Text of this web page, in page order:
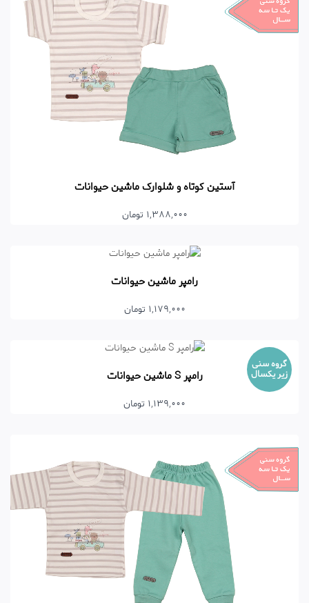
آستین کوتاه و شلوارک ماشین حیوانات
1,388,000 تومان
رامپر ماشین حیوانات
1,179,000 تومان
گروه سنی
زیر یکسال رامپر S ماشین حیوانات
1,139,000 تومان